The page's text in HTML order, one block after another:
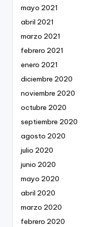
mayo 2021
abril 2021
marzo 2021
febrero 2021
enero 2021
diciembre 2020
noviembre 2020
octubre 2020
septiembre 2020
agosto 2020
julio 2020
junio 2020
mayo 2020
abril 2020
marzo 2020
febrero 2020